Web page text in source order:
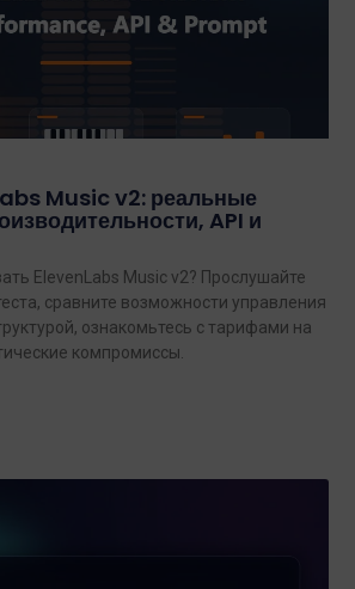
Music v2: реальные
API и
ElevenLabs Music v2? Прослушайте
сравните возможности управления
ознакомьтесь с тарифами на
компромиссы.